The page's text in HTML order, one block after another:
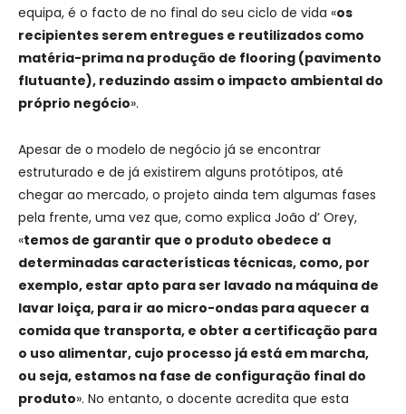
equipa, é o facto de no final do seu ciclo de vida «os
recipientes serem entregues e reutilizados como
matéria-prima na produção de flooring (pavimento
flutuante), reduzindo assim o impacto ambiental do
próprio negócio».
Apesar de o modelo de negócio já se encontrar
estruturado e de já existirem alguns protótipos, até
chegar ao mercado, o projeto ainda tem algumas fases
pela frente, uma vez que, como explica João d’ Orey,
«temos de garantir que o produto obedece a
determinadas características técnicas, como, por
exemplo, estar apto para ser lavado na máquina de
lavar loiça, para ir ao micro-ondas para aquecer a
comida que transporta, e obter a certificação para
o uso alimentar, cujo processo já está em marcha,
ou seja, estamos na fase de configuração final do
produto». No entanto, o docente acredita que esta